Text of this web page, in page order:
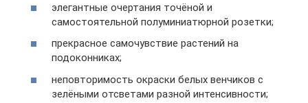
элегантные очертания точёной и
самостоятельной полуминиатюрной розетки;
прекрасное самочувствие растений на
подоконниках;
неповторимость окраски белых венчиков с
зелёными отсветами разной интенсивности;